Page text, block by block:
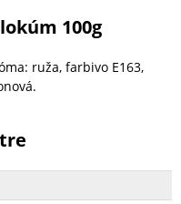
100g
ruža, farbivo E163,